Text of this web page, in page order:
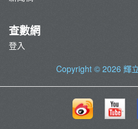
查數網
登入
Copyright © 2026 輝